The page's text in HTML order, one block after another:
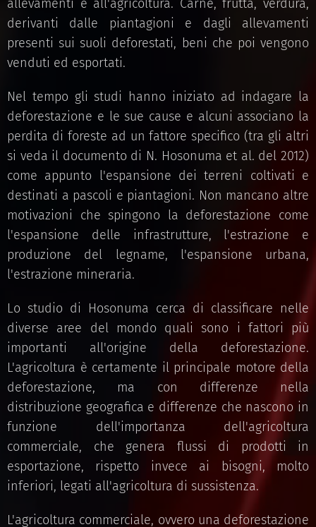
allevamenti e all'agricoltura. Carne, frutta, verdura,
derivanti dalle piantagioni e dagli allevamenti
presenti sui suoli deforestati, beni che poi vengono
venduti ed esportati.
Nel tempo gli studi hanno iniziato ad indagare la
deforestazione e le sue cause e alcuni associano la
perdita di foreste ad un fattore specifico (tra gli altri
si veda il documento di N. Hosonuma et al. del 2012)
come appunto l'espansione dei terreni coltivati e
destinati a pascoli e piantagioni. Non mancano altre
motivazioni che spingono la deforestazione come
l'espansione delle infrastrutture, l'estrazione e
produzione del legname, l'espansione urbana,
l'estrazione mineraria.
Lo studio di Hosonuma cerca di classificare nelle
diverse aree del mondo quali sono i fattori più
importanti all'origine della deforestazione.
L'agricoltura è certamente il principale motore della
deforestazione, ma con differenze nella
distribuzione geografica e differenze che nascono in
funzione dell'importanza dell'agricoltura
commerciale, che genera flussi di prodotti in
esportazione, rispetto invece ai bisogni, molto
inferiori, legati all'agricoltura di sussistenza.
L'agricoltura commerciale, ovvero una deforestazione